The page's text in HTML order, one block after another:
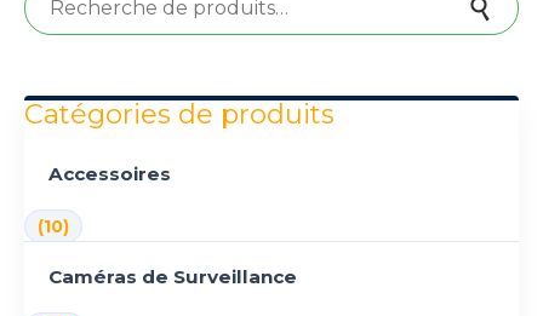
Catégories de produits
Accessoires
(10)
Caméras de Surveillance